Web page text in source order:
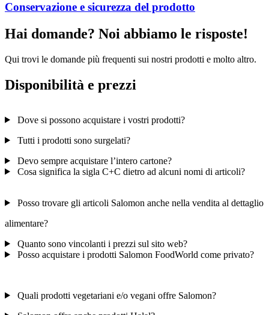
Conservazione e sicurezza del prodotto
Hai domande? Noi abbiamo le risposte!
Qui trovi le domande più frequenti sui nostri prodotti e molto altro.
Disponibilità e prezzi
Dove si possono acquistare i vostri prodotti?
Tutti i prodotti sono surgelati?
Devo sempre acquistare l’intero cartone?
Cosa significa la sigla C+C dietro ad alcuni nomi di articoli?
Posso trovare gli articoli Salomon anche nella vendita al dettaglio
alimentare?
Quanto sono vincolanti i prezzi sul sito web?
Posso acquistare i prodotti Salomon FoodWorld come privato?
Quali prodotti vegetariani e/o vegani offre Salomon?